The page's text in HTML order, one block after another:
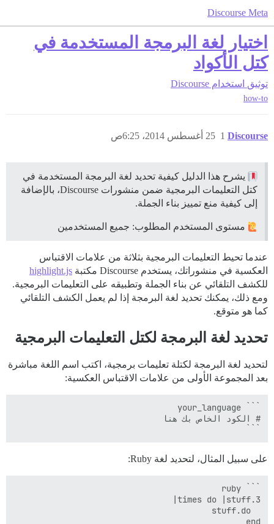
Discourse Meta
اختيار لغة البرمجة المستخدمة في
كتل الأكواد
توثيق استخدام Discourse
how-to
Discourse 25 أغسطس 2014، 6:25ص 1
يشرح هذا الدليل كيفية تحديد لغة البرمجة المستخدمة في
كتل التعليمات البرمجية ضمن منشورات Discourse، بالإضافة
إلى كيفية منع تمييز بناء الجملة.
مستوى المستخدم المطلوب: جميع المستخدمين
عندما تحيط التعليمات البرمجية بثلاثة من علامات الاقتباس
العكسية في منشوراتك، يستخدم Discourse مكتبة
highlight.js
للكشف التلقائي عن بناء الجملة وتطبيقه على التعليمات البرمجية.
ومع ذلك، يمكنك تحديد لغة البرمجة إذا لم يعمل الكشف التلقائي
كما هو متوقع.
تحديد لغة البرمجة لكتل التعليمات البرمجية
لتحديد لغة البرمجة لكتلة تعليمات برمجية، اكتب اسم اللغة مباشرة
بعد المجموعة الأولى من علامات الاقتباس العكسية:
على سبيل المثال، لتحديد لغة Ruby: